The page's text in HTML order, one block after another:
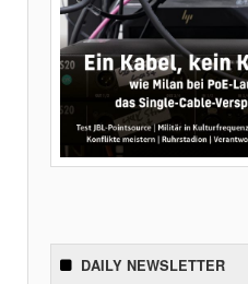
DAILY NEWSLETTER